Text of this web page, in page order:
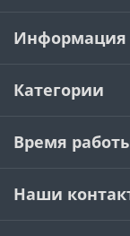
Информация
Категории
Время
Наши